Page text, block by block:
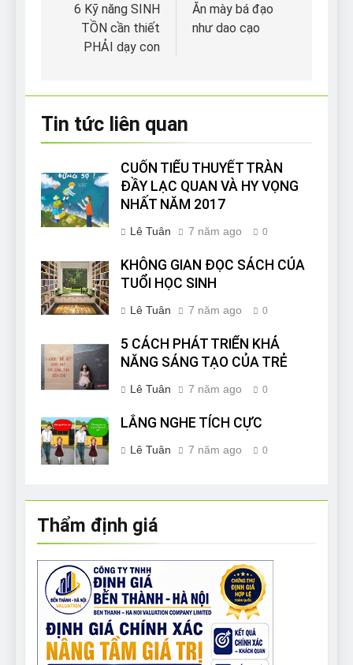
hướng
6 Kỹ năng SINH
TỒN cần thiết
PHẢI dạy con
Ăn mày bá đạo
như dao cạo
Tin tức liên quan
CUỐN TIỂU THUYẾT TRÀN
ĐẦY LẠC QUAN VÀ HY VỌNG
NHẤT NĂM 2017
Lê Tuân 7 năm ago 0
KHÔNG GIAN ĐỌC SÁCH CỦA
TUỔI HỌC SINH
Lê Tuân 7 năm ago 0
5 CÁCH PHÁT TRIỂN KHẢ
NĂNG SÁNG TẠO CỦA TRẺ
Lê Tuân 7 năm ago 0
LẮNG NGHE TÍCH CỰC
Lê Tuân 7 năm ago 0
Thẩm định giá